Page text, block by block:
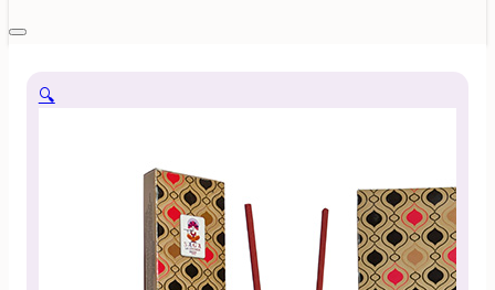
🔍